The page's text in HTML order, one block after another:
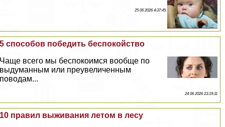
25 06 2026 4:37:45
5 способов победить беспокойство
Чаще всего мы беспокоимся вообще по
выдуманным или преувеличенным
поводам...
24 06 2026 23:19:11
10 правил выживания летом в лесу